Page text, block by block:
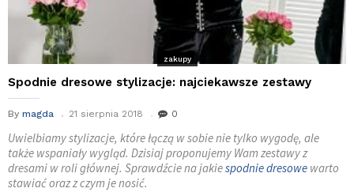
zakupy
Spodnie dresowe stylizacje: najciekawsze zestawy
By magda 21 sierpnia 2018 0
Uwielbiamy stylizacje, które łączą w sobie nie tylko wygodę, ale
także wspaniały wygląd. Dzisiaj proponujemy Wam zestawy z
dresami w roli głównej. Sprawdźcie na jakiespodnie dresowe warto
stawiać oraz z czym je nosić.